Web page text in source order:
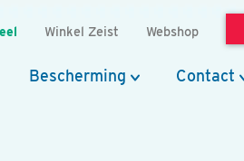
Winkel Zeist Webshop
Bescherming Contact